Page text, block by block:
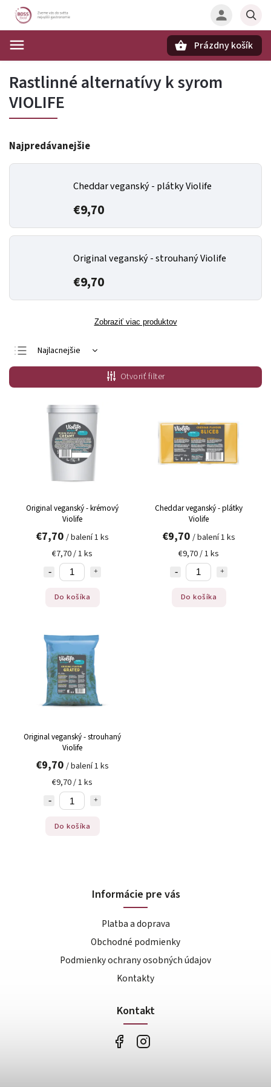
Prázdny košík
Rastlinné alternatívy k syrom
VIOLIFE
Najpredávanejšie
Cheddar veganský - plátky Violife
€9,70
Original veganský - strouhaný Violife
€9,70
Zobraziť viac produktov
Najlacnejšie
Najdrahšie
Najpredávanejšie
Abecedne
Otvoriť filter
Original veganský - krémový
Violife
€7,70 / balení 1 ks
€7,70 / 1 ks
Do košíka
Cheddar veganský - plátky
Violife
€9,70 / balení 1 ks
€9,70 / 1 ks
Do košíka
Original veganský - strouhaný
Violife
€9,70 / balení 1 ks
€9,70 / 1 ks
Do košíka
Informácie pre vás
Platba a doprava
Obchodné podmienky
Podmienky ochrany osobných údajov
Kontakty
Kontakt